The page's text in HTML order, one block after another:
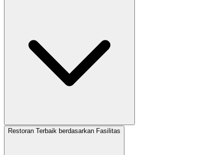
Restoran Terbaik berdasarkan Fasilitas